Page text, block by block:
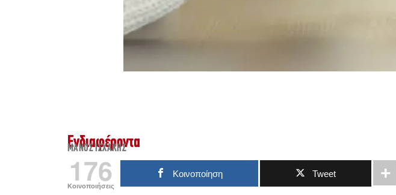
Ενδιαφέροντα
ΜΆΝΟΣ ΙΣΧΆΚΗΣ
176
Κοινοποιήσεις
Κοινοποίηση Tweet